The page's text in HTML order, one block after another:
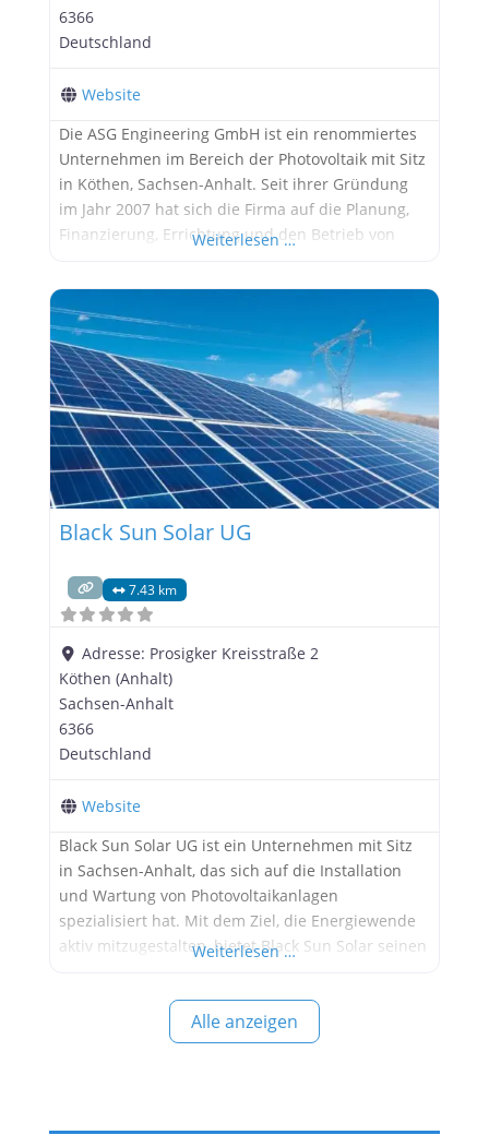
6366
Deutschland
Website
Die ASG Engineering GmbH ist ein renommiertes
Unternehmen im Bereich der Photovoltaik mit Sitz
in Köthen, Sachsen-Anhalt. Seit ihrer Gründung
im Jahr 2007 hat sich die Firma auf die Planung,
Finanzierung, Errichtung und den Betrieb von
in sonnenreichen Regionen Mittel- und
Ostdeutschlands fördert die lokale Wertschöpfung
und schafft neue Einkommensmöglichkeiten.
Dienstleistungen und Spezialisierungen ASG
Engineering bietet
Weiterlesen …
Black Sun Solar UG
7.43 km
Adresse: Prosigker Kreisstraße 2
Köthen (Anhalt)
Sachsen-Anhalt
6366
Deutschland
Website
Black Sun Solar UG ist ein Unternehmen mit Sitz
in Sachsen-Anhalt, das sich auf die Installation
und Wartung von Photovoltaikanlagen
spezialisiert hat. Mit dem Ziel, die Energiewende
aktiv mitzugestalten, bietet Black Sun Solar seinen
nachhaltige Energieversorgung. Was bietet Black
Sun Solar? Photovoltaik-Anlagen: Planung,
Installation und Wartung von maßgeschneiderten
Weiterlesen …
Alle anzeigen